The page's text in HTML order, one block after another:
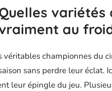
au
véritables championnes du
sans perdre leur éclat.
leur épingle du jeu.